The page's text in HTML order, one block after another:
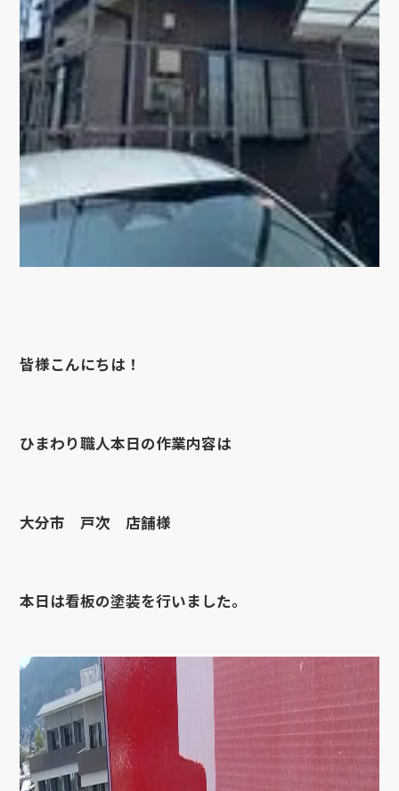
皆様こんにちは！
ひまわり職人本日の作業内容は
大分市 戸次 店舗様
本日は看板の塗装を行いました。